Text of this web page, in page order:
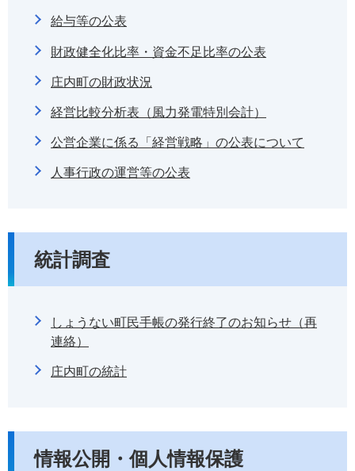
給与等の公表
財政健全化比率・資金不足比率の公表
庄内町の財政状況
経営比較分析表（風力発電特別会計）
公営企業に係る「経営戦略」の公表について
人事行政の運営等の公表
統計調査
しょうない町民手帳の発行終了のお知らせ（再
連絡）
庄内町の統計
情報公開・個人情報保護